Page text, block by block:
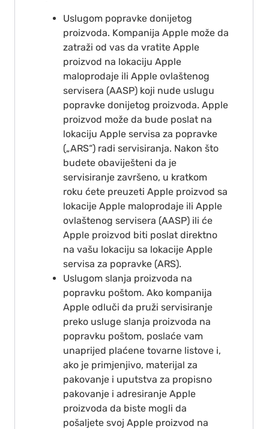
Uslugom popravke donijetog
proizvoda. Kompanija Apple može da
zatraži od vas da vratite Apple
proizvod na lokaciju Apple
maloprodaje ili Apple ovlaštenog
servisera (AASP) koji nude uslugu
popravke donijetog proizvoda. Apple
proizvod može da bude poslat na
lokaciju Apple servisa za popravke
(„ARS“) radi servisiranja. Nakon što
budete obaviješteni da je
servisiranje završeno, u kratkom
roku ćete preuzeti Apple proizvod sa
lokacije Apple maloprodaje ili Apple
ovlaštenog servisera (AASP) ili će
Apple proizvod biti poslat direktno
na vašu lokaciju sa lokacije Apple
servisa za popravke (ARS).
Uslugom slanja proizvoda na
popravku poštom. Ako kompanija
Apple odluči da pruži servisiranje
preko usluge slanja proizvoda na
popravku poštom, poslaće vam
unaprijed plaćene tovarne listove i,
ako je primjenjivo, materijal za
pakovanje i uputstva za propisno
pakovanje i adresiranje Apple
proizvoda da biste mogli da
pošaljete svoj Apple proizvod na